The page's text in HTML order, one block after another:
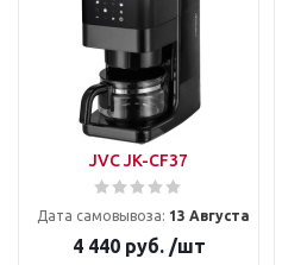
JVC JK-CF37
Дата самовывоза: 13 Августа
4 440руб. /шт